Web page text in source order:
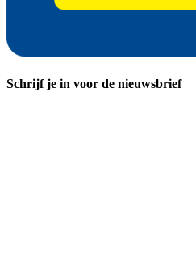
Schrijf je in voor de nieuwsbrief